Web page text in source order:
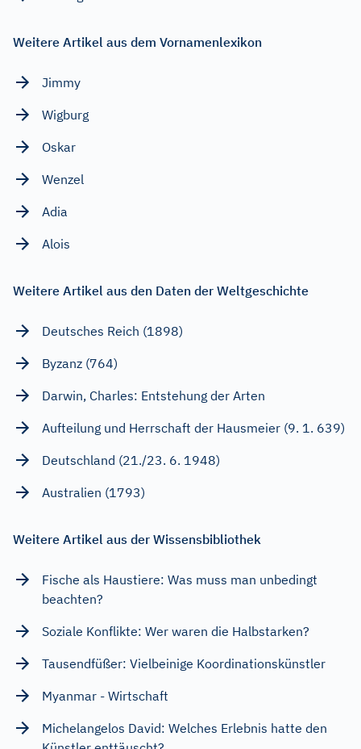
Weitere Artikel aus dem Vornamenlexikon
Jimmy
Wigburg
Oskar
Wenzel
Adia
Alois
Weitere Artikel aus den Daten der Weltgeschichte
Deutsches Reich (1898)
Byzanz (764)
Darwin, Charles: Entstehung der Arten
Aufteilung und Herrschaft der Hausmeier (9. 1. 639)
Deutschland (21./23. 6. 1948)
Australien (1793)
Weitere Artikel aus der Wissensbibliothek
Fische als Haustiere: Was muss man unbedingt
beachten?
Soziale Konflikte: Wer waren die Halbstarken?
Tausendfüßer: Vielbeinige Koordinationskünstler
Myanmar - Wirtschaft
Michelangelos David: Welches Erlebnis hatte den